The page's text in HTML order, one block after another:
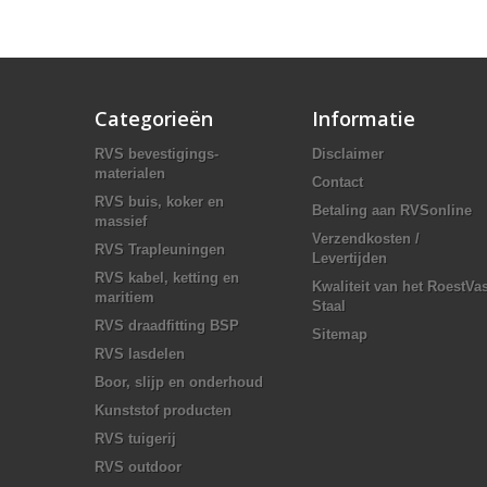
Categorieën
RVS bevestigings-
materialen
RVS buis, koker en
massief
RVS Trapleuningen
RVS kabel, ketting en
maritiem
RVS draadfitting BSP
RVS lasdelen
Boor, slijp en onderhoud
Kunststof producten
RVS tuigerij
RVS outdoor
Informatie
Disclaimer
Contact
Betaling aan RVSonline
Verzendkosten /
Levertijden
Kwaliteit van het
Staal
Sitemap